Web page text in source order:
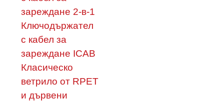
зареждане 2-в-1
Ключодържател
с кабел за
зареждане ICAB
Класическо
ветрило от RPET
и дървени